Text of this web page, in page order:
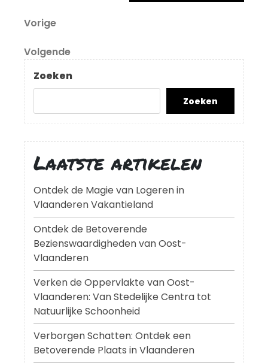
Berichtnavigatie
Vorig
Vorige
Volgend
bericht
Volgende
Zoeken
Zoeken
Laatste artikelen
Ontdek de Magie van Logeren in
Vlaanderen Vakantieland
Ontdek de Betoverende
Bezienswaardigheden van Oost-
Vlaanderen
Verken de Oppervlakte van Oost-
Vlaanderen: Van Stedelijke Centra tot
Natuurlijke Schoonheid
Verborgen Schatten: Ontdek een
Betoverende Plaats in Vlaanderen